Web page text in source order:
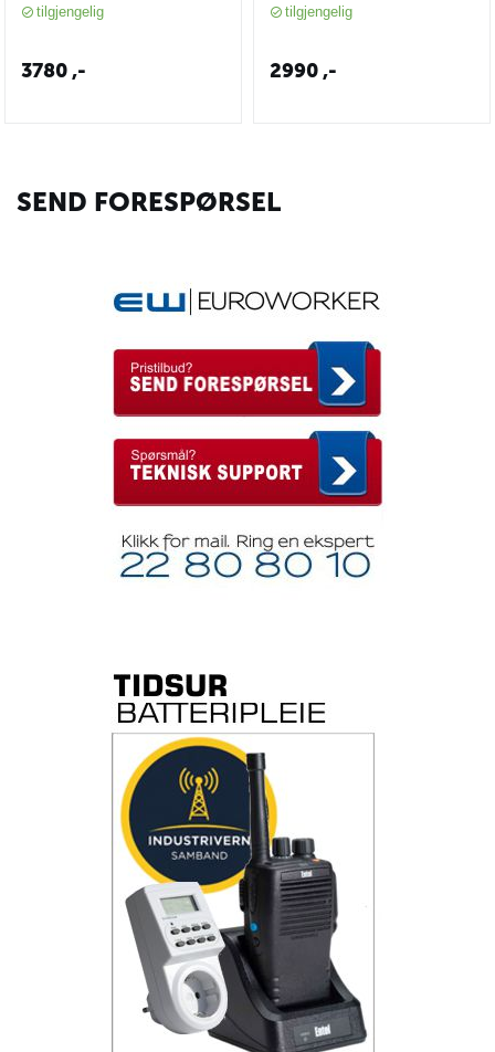
(IDAS) - 80195
tilgjengelig
3780,-
tilgjengelig
2990,-
SEND FORESPØRSEL